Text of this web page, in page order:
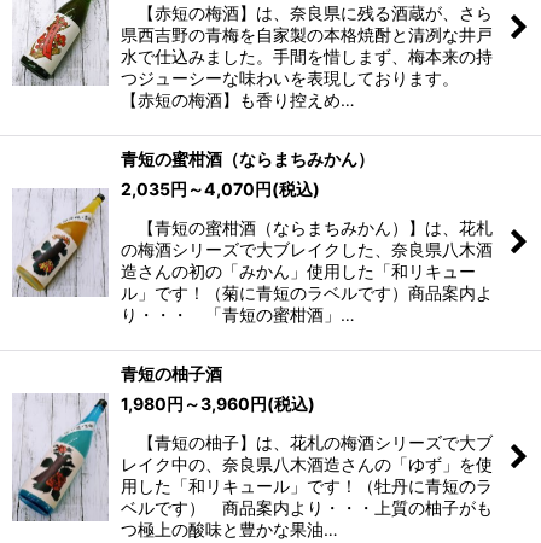
【赤短の梅酒】は、奈良県に残る酒蔵が、さら
県西吉野の青梅を自家製の本格焼酎と清冽な井戸
水で仕込みました。手間を惜しまず、梅本来の持
つジューシーな味わいを表現しております。
【赤短の梅酒】も香り控えめ…
青短の蜜柑酒（ならまちみかん）
2,035円 ～4,070円(税込)
【青短の蜜柑酒（ならまちみかん）】は、花札
の梅酒シリーズで大ブレイクした、奈良県八木酒
造さんの初の「みかん」使用した「和リキュー
ル」です！（菊に青短のラベルです）商品案内よ
り・・・ 「青短の蜜柑酒」…
青短の柚子酒
1,980円 ～3,960円(税込)
【青短の柚子】は、花札の梅酒シリーズで大ブ
レイク中の、奈良県八木酒造さんの「ゆず」を使
用した「和リキュール」です！（牡丹に青短のラ
ベルです） 商品案内より・・・上質の柚子がも
つ極上の酸味と豊かな果油…